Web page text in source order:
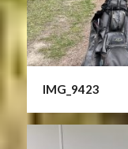
IMG_9423